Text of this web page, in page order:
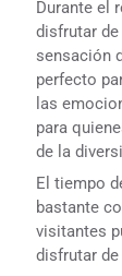
Durante el
disfrutar
sensación
perfecto
las
para
de la
El tiempo
bastante
visitantes
disfrutar